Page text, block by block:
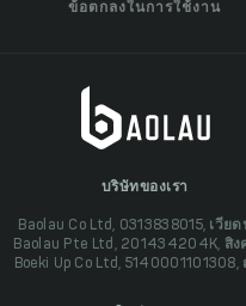
ข้อตกลงในการใช้งาน
บริษัทของเรา
Baolau Co Ltd, 0313838015, เวีย
Baolau Pte Ltd, 201434204K, สิง
Boeki Up Co Ltd,